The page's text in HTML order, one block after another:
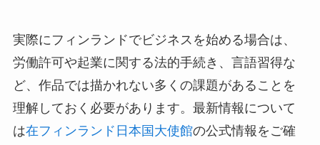
実際にフィンランドでビジネスを始める場合は、
労働許可や起業に関する法的手続き、言語習得な
ど、作品では描かれない多くの課題があることを
理解しておく必要があります。最新情報について
は在フィンランド日本国大使館の公式情報をご確